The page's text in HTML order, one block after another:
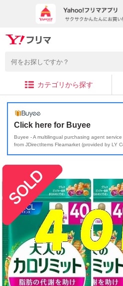
カテゴリから探す
Click here for Buyee
Buyee - A multilingual purchasing agent
from JDirectItems Fleamarket (provided by LY